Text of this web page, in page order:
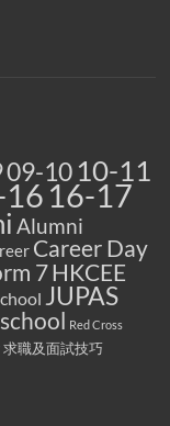
09-10 10-11
16 16-17
Alumni
Career Day
7HKCEE
JUPAS
Red Cross
求職及面試技巧